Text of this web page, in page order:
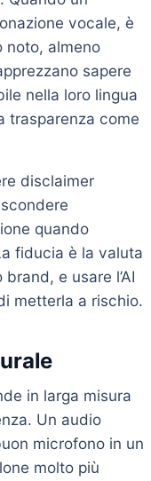
vocale, è
noto, almeno
sapere
nella loro lingua
trasparenza come
disclaimer
quando
fiducia è la valuta
e usare l’AI
metterla a rischio.
in larga misura
Un audio
microfono in un
molto più